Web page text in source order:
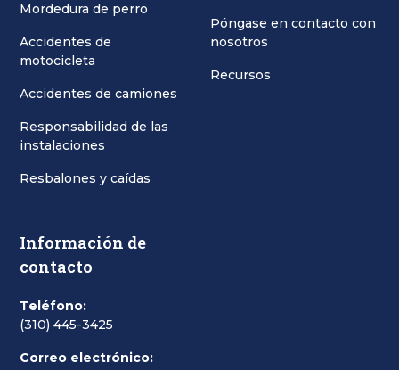
Mordedura de perro
Accidentes de
motocicleta
Accidentes de camiones
Responsabilidad de las
instalaciones
Resbalones y caídas
Póngase en contacto con
nosotros
Recursos
Información de
contacto
Teléfono:
(310) 445-3425
Correo electrónico: